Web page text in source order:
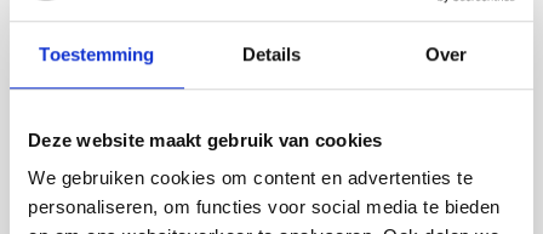
Toestemming Details Over
Deze website maakt gebruik van cookies
We gebruiken cookies om content en advertenties te
personaliseren, om functies voor social media te bieden
ROTTERDAM